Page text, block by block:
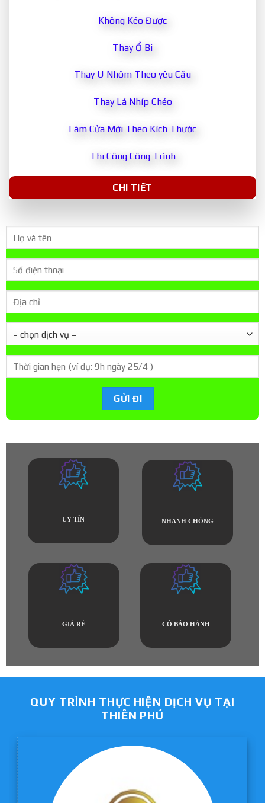
Không Kéo Được
Thay Ổ Bi
Thay U Nhôm Theo yêu Cầu
Thay Lá Nhíp Chéo
Làm Cửa Mới Theo Kích Thước
Thi Công Công Trình
CHI TIẾT
UY TÍN NHANH CHÓNG
GIÁ RẺ CÓ BẢO HÀNH
QUY TRÌNH THỰC HIỆN DỊCH VỤ TẠI
THIÊN PHÚ